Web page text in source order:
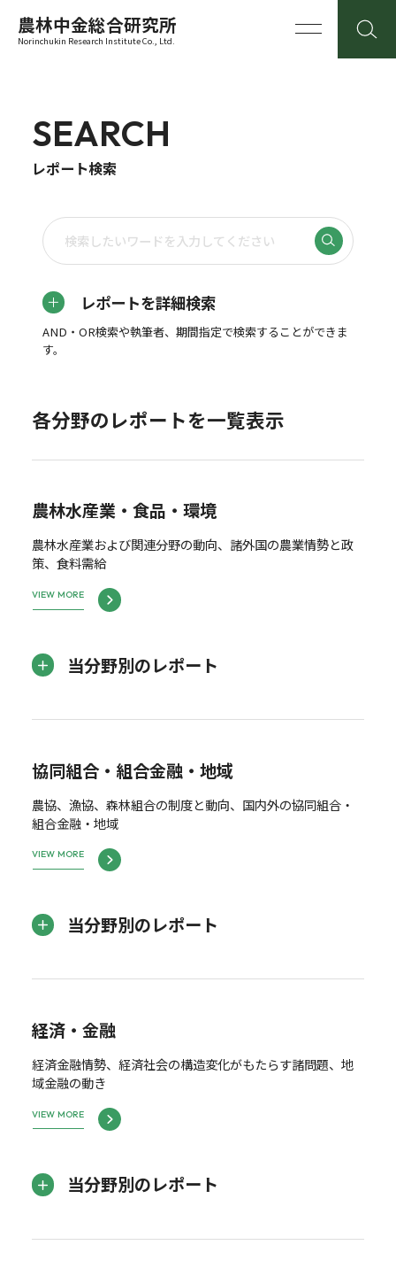
農林中金総合研究所
Norinchukin Research Institute Co., Ltd.
SEARCH
レポート検索
レポートを詳細検索
AND・OR検索や執筆者、期間指定で検索することができま
す。
各分野のレポートを一覧表示
農林水産業・食品・環境
農林水産業および関連分野の動向、諸外国の農業情勢と政
策、食料需給
VIEW MORE
当分野別のレポート
協同組合・組合金融・地域
農協、漁協、森林組合の制度と動向、国内外の協同組合・
組合金融・地域
VIEW MORE
当分野別のレポート
経済・金融
経済金融情勢、経済社会の構造変化がもたらす諸問題、地
域金融の動き
VIEW MORE
当分野別のレポート